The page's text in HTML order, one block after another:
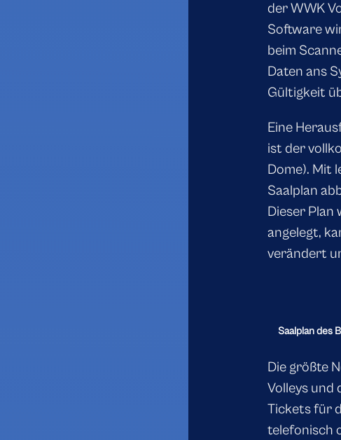
der WWK
Software
beim
Daten ans
Gültigkeit
Eine
ist der
Dome). Mit
Saalplan
Dieser Plan
angelegt,
verändert
Saalplan des
Die größte
Volleys und
Tickets für
telefonisch